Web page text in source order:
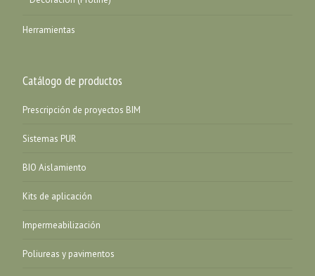
Herramientas
Catálogo de productos
Prescripción de proyectos BIM
Sistemas PUR
BIO Aislamiento
Kits de aplicación
Impermeabilización
Poliureas y pavimentos